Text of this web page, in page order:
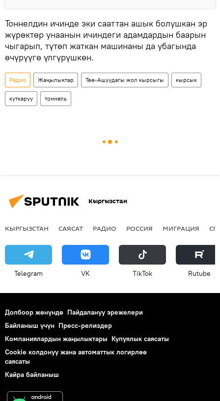
Тоннелдин ичинде эки сааттан ашык болушкан эр
жүрөктөр унаанын ичиндеги адамдардын баарын
чыгарып, түтөп жаткан машинаны да убагында
өчүрүүгө үлгүрүшкөн.
Радио Жаңылыктар Төө-Ашуудагы жол кырсыгы кырсык
куткаруу тоннель
Кыргызстан
КЫРГЫЗСТАН САЯСАТ РАДИО РОССИЯ МИГРАЦИЯ
Telegram VK ТikТоk Rutube
Долбоор жөнүндө Пайдалануу эрежелери
Байланыш үчүн Пресс-релиздер
Компаниялардын жаңылыктары Купуялык саясаты
Cookie колдонуу жана автоматтык логирлөө
саясаты
Кайра байланыш